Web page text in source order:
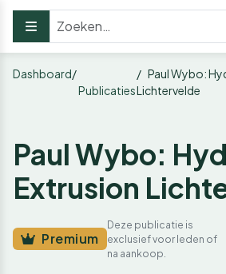
Dashboard
Publicaties
Paul Wybo:
Lichtervelde
Paul Wybo:
Extrusion
Premium
Deze publicatie is
exclusief voor leden of
na aankoop.